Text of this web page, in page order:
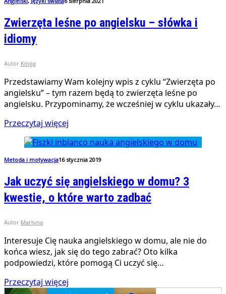
Zwierzęta leśne po angielsku – słówka i
idiomy
Autor Kinga
Przedstawiamy Wam kolejny wpis z cyklu “Zwierzęta po
angielsku” – tym razem będą to zwierzęta leśne po
angielsku. Przypominamy, że wcześniej w cyklu ukazały…
Przeczytaj więcej
Metoda i motywacja16 stycznia 2019
Jak uczyć się angielskiego w domu? 3
kwestie, o które warto zadbać
Autor Martyna
Interesuje Cię nauka angielskiego w domu, ale nie do
końca wiesz, jak się do tego zabrać? Oto kilka
podpowiedzi, które pomogą Ci uczyć się…
Przeczytaj więcej